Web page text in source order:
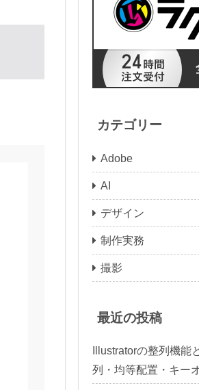
カテゴリー
Adobe
AI
デザイン
制作実務
撮影
最近の投稿
Illustratorの整列機能
列・均等配置・キー